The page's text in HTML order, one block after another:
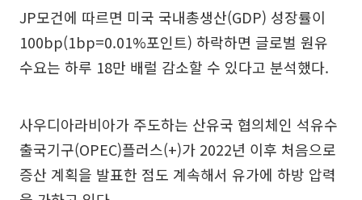
JP모건에 따르면 미국 국내총생산(GDP) 성장률이
100bp(1bp=0.01%포인트) 하락하면 글로벌 원유
수요는 하루 18만 배럴 감소할 수 있다고 분석했다.
사우디아라비아가 주도하는 산유국 협의체인 석유수
출국기구(OPEC)플러스(+)가 2022년 이후 처음으로
증산 계획을 발표한 점도 계속해서 유가에 하방 압력